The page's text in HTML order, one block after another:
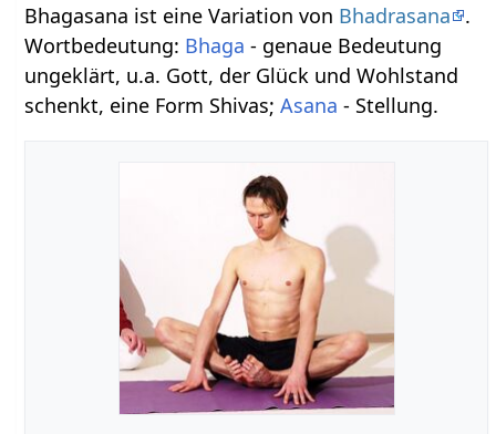
Bhagasana ist eine Variation von Bhadrasana
.
Wortbedeutung: Bhaga - genaue Bedeutung
ungeklärt, u.a. Gott, der Glück und Wohlstand
schenkt, eine Form Shivas;Asana - Stellung.